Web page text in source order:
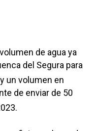
de agua ya
del Segura para
y un volumen en
de enviar de 50